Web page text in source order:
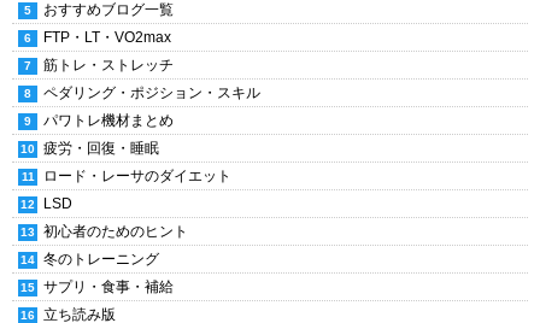
おすすめブログ一覧
FTP・LT・VO2max
筋トレ・ストレッチ
ペダリング・ポジション・スキル
パワトレ機材まとめ
疲労・回復・睡眠
ロード・レーサのダイエット
LSD
初心者のためのヒント
冬のトレーニング
サプリ・食事・補給
立ち読み版